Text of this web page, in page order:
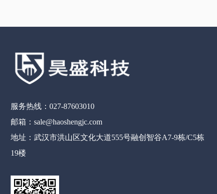
服务热线：027-87603010
邮箱：sale@haoshengjc.com
地址：武汉市洪山区文化大道555号融创智谷A7-9栋/C5栋
19楼